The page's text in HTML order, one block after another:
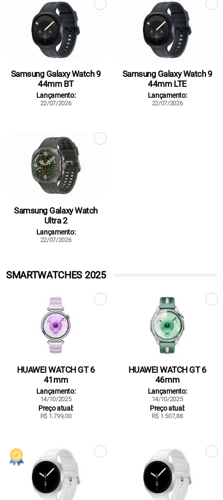
Samsung Galaxy Watch 9
44mm BT
Lançamento:
22/07/2026
Samsung Galaxy Watch 9
44mm LTE
Lançamento:
22/07/2026
Samsung Galaxy Watch
Ultra 2
Lançamento:
22/07/2026
SMARTWATCHES 2025
HUAWEI WATCH GT 6
41mm
Lançamento:
14/10/2025
Preço atual:
R$ 1.799,00
HUAWEI WATCH GT 6
46mm
Lançamento:
14/10/2025
Preço atual:
R$ 1.507,88